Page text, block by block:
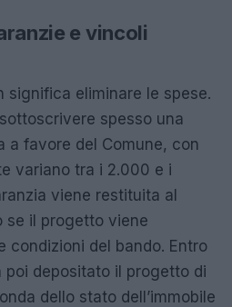
e vincoli
significa eliminare le spese.
spesso una
a favore del Comune, con
variano tra i 2.000 e i
viene restituita al
se il progetto viene
condizioni del bando. Entro
depositato il progetto di
dello stato dell’immobile